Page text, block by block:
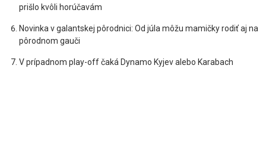
prišlo kvôli horúčavám
Novinka v galantskej pôrodnici: Od júla môžu mamičky rodiť aj na
pôrodnom gauči
V prípadnom play-off čaká Dynamo Kyjev alebo Karabach